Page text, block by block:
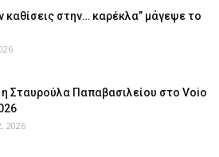
καθίσεις στην… καρέκλα” μάγεψε το
Σταυρούλα Παπαβασιλείου στο Voio
2026